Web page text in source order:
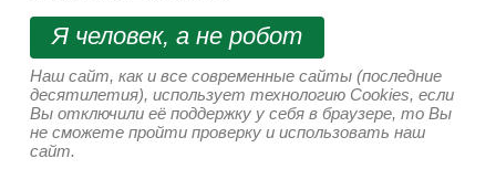
Я человек, а не робот
Наш сайт, как и все современные сайты (последние
десятилетия), использует технологию Cookies, если
Вы отключили её поддержку у себя в браузере, то Вы
не сможете пройти проверку и использовать наш
сайт.